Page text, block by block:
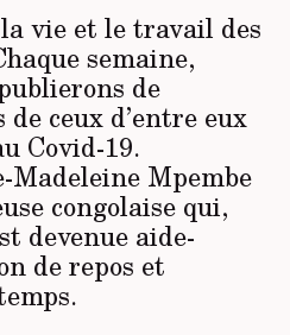
vie et le travail des
semaine,
de
ceux d’entre eux
Covid-19.
Madeleine Mpembe
congolaise qui,
devenue aide-
de repos et